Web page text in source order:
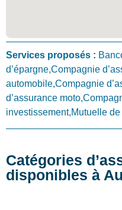
Services proposés :
d’épargne,Compagnie
automobile,Compagnie
d’assurance
investissement,Mutuelle
Catégories
disponibles à